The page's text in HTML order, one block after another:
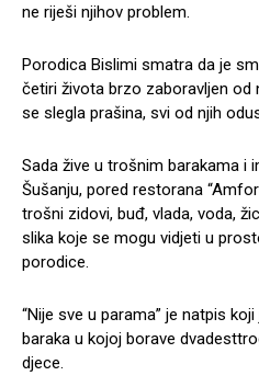
ne riješi njihov problem.
Porodica Bislimi smatra da je
četiri života brzo zaboravljen od
se slegla prašina, svi od njih
Sada žive u trošnim barakama i
Šušanju, pored restorana
trošni zidovi, buđ, vlada, voda,
slika koje se mogu vidjeti u
porodice.
“Nije sve u parama” je natpis
baraka u kojoj borave
djece.